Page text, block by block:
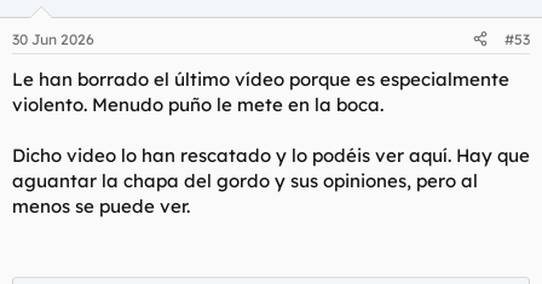
e
:
30 Jun 2026 #53
Le han borrado el último vídeo porque es especialmente
violento. Menudo puño le mete en la boca.
Dicho video lo han rescatado y lo podéis ver aquí. Hay que
aguantar la chapa del gordo y sus opiniones, pero al
menos se puede ver.